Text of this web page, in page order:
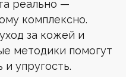
реально —
комплексно.
за кожей и
методики помогут
упругость.